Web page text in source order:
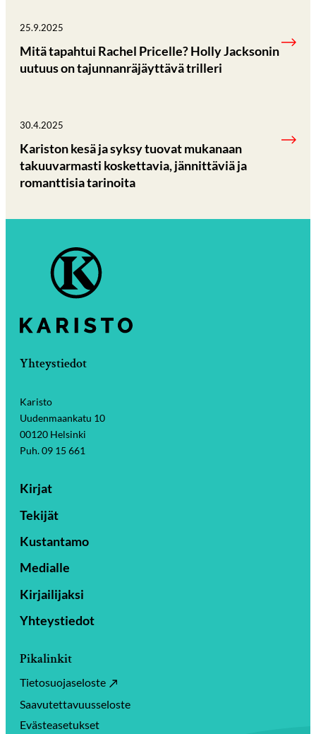
25.9.2025
Mitä tapahtui Rachel Pricelle? Holly Jacksonin
uutuus on tajunnanräjäyttävä trilleri
30.4.2025
Kariston kesä ja syksy tuovat mukanaan
takuuvarmasti koskettavia, jännittäviä ja
romanttisia tarinoita
Yhteystiedot
Karisto
Uudenmaankatu 10
00120 Helsinki
Puh. 09 15 661
Kirjat
Tekijät
Kustantamo
Medialle
Kirjailijaksi
Yhteystiedot
Pikalinkit
Tietosuojaseloste
Saavutettavuusseloste
Evästeasetukset